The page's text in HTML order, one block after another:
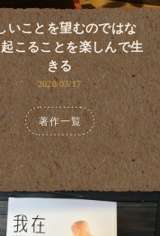
いことを望むのではな
こることを楽しんで生
きる
2020/03/17
著作一覧